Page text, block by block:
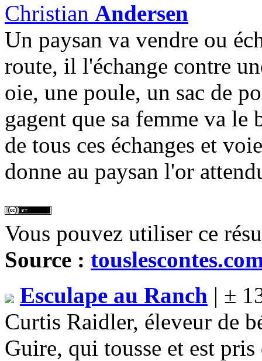
Christian Andersen
Un paysan va vendre ou
route, il l'échange contre
oie, une poule, un sac de
gagent que sa femme va
de tous ces échanges et
donne au paysan l'or
Vous pouvez utiliser ce
Source :
Esculape au Ranch | ±
Curtis Raidler, éleveur de
Guire, qui tousse et est